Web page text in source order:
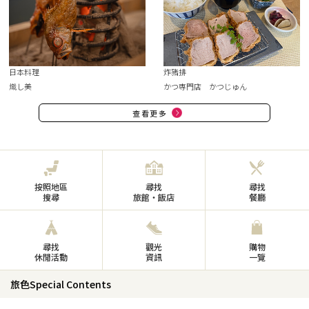
日本料理
熾し美
炸豬排
かつ専門店 かつじゅん
查看更多
按照地區
搜尋
尋找
旅館・飯店
尋找
餐廳
尋找
休閒活動
觀光
資訊
購物
一覽
旅色Special Contents